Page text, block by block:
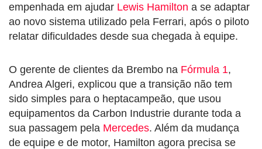
empenhada em ajudar Lewis Hamilton a se adaptar
ao novo sistema utilizado pela Ferrari, após o piloto
relatar dificuldades desde sua chegada à equipe.
O gerente de clientes da Brembo na Fórmula 1,
Andrea Algeri, explicou que a transição não tem
sido simples para o heptacampeão, que usou
equipamentos da Carbon Industrie durante toda a
sua passagem pela Mercedes. Além da mudança
de equipe e de motor, Hamilton agora precisa se